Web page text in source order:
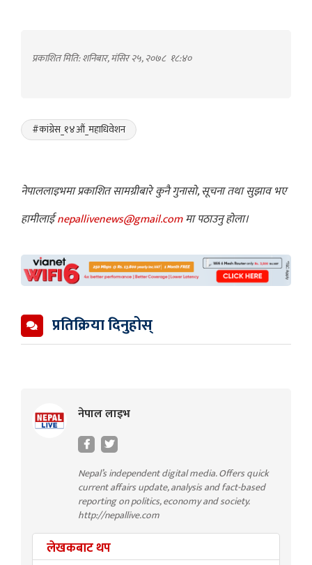
प्रकाशित मिति: शनिबार, मंसिर २५, २०७८ १८:४०
#कांग्रेस_१४औं_महाधिवेशन
नेपाललाइभमा प्रकाशित सामग्रीबारे कुनै गुनासो, सूचना तथा सुझाव भए
हामीलाईnepallivenews@gmail.comमा पठाउनु होला।
प्रतिक्रिया दिनुहोस्
नेपाल लाइभ
Nepal’s independent digital media. Offers quick
current affairs update, analysis and fact-based
reporting on politics, economy and society.
http://nepallive.com
लेखकबाट थप